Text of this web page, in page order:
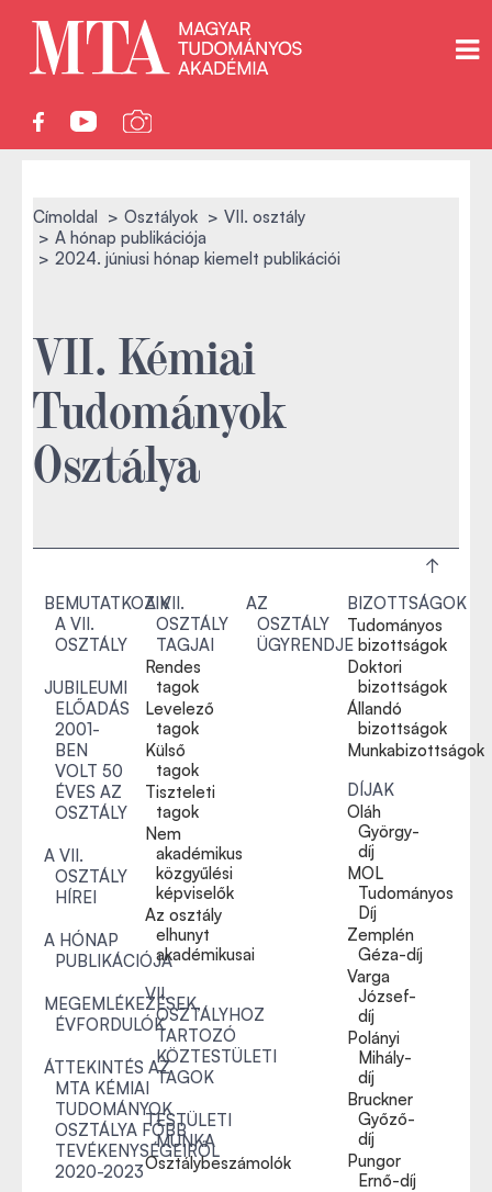
Címoldal Osztályok
VII. osztály
A hónap publikációja
2024. júniusi hónap kiemelt publikációi
VII. Kémiai
Tudományok
Osztálya
BEMUTATKOZIK
A VII.
OSZTÁLY
JUBILEUMI
ELŐADÁS
2001-
BEN
VOLT 50
ÉVES AZ
OSZTÁLY
A VII.
OSZTÁLY
HÍREI
A HÓNAP
PUBLIKÁCIÓJA
MEGEMLÉKEZÉSEK,
ÉVFORDULÓK
ÁTTEKINTÉS AZ
MTA KÉMIAI
TUDOMÁNYOK
OSZTÁLYA FŐBB
TEVÉKENYSÉGEIRŐL
2020-2023
A VII.
OSZTÁLY
TAGJAI
Rendes
tagok
Levelező
tagok
Külső
tagok
Tiszteleti
tagok
Nem
akadémikus
közgyűlési
képviselők
Az osztály
elhunyt
akadémikusai
VII.
OSZTÁLYHOZ
TARTOZÓ
KÖZTESTÜLETI
TAGOK
TESTÜLETI
MUNKA
Osztálybeszámolók
AZ
OSZTÁLY
ÜGYRENDJE
BIZOTTSÁGOK
Tudományos
bizottságok
Doktori
bizottságok
Állandó
bizottságok
Munkabizottságok
DÍJAK
Oláh
György-
díj
MOL
Tudományos
Díj
Zemplén
Géza-díj
Varga
József-
díj
Polányi
Mihály-
díj
Bruckner
Győző-
díj
Pungor
Ernő-díj